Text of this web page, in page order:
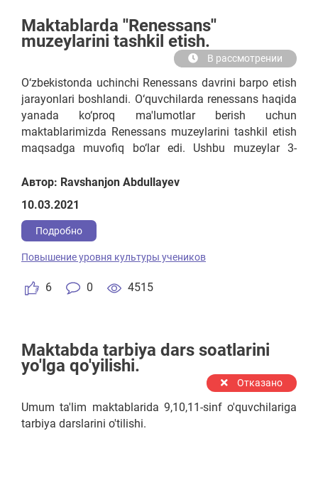
Maktablarda ''Renessans''
muzeylarini tashkil etish.
В рассмотрении
O‘zbekistonda uchinchi Renessans davrini barpo etish
jarayonlari boshlandi. O‘quvchilarda renessans haqida
yanada ko‘proq ma'lumotlar berish uchun
maktablarimizda Renessans muzeylarini tashkil etish
maqsadga muvofiq bo‘lar edi. Ushbu muzeylar 3-
birinchi renessans davri, 2-qismda esa 2-renessans
davri 3-qismda yangi renessans davri haqida
ma'lumotlar joy oladi.
Автор: Ravshanjon Abdullayev
10.03.2021
Подробно
6 0 4515
Повышение уровня культуры учеников
Maktabda tarbiya dars soatlarini
yo'lga qo'yilishi.
Отказано
Umum ta'lim maktablarida 9,10,11-sinf o'quvchilariga
tarbiya darslarini o'tilishi.